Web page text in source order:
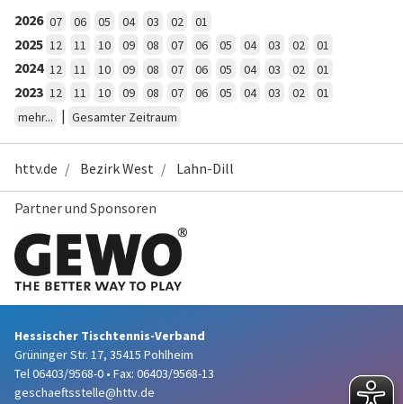
2026 07 06 05 04 03 02 01
2025 12 11 10 09 08 07 06 05 04 03 02 01
2024 12 11 10 09 08 07 06 05 04 03 02 01
2023 12 11 10 09 08 07 06 05 04 03 02
01
mehr...
| Gesamter Zeitraum
httv.de Bezirk West Lahn-Dill
Partner und Sponsoren
Hessischer Tischtennis-Verband
Grüninger Str. 17, 35415 Pohlheim
Tel 06403/9568-0 • Fax: 06403/9568-13
geschaeftsstelle@httv.de